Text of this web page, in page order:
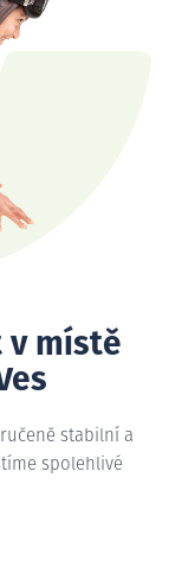
v místě
stabilní a
spolehlivé